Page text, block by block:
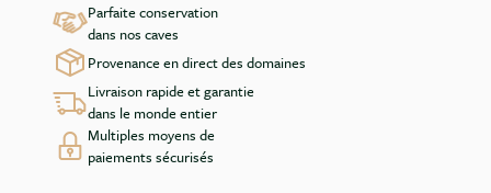
Parfaite conservation
dans nos caves
Provenance en direct des domaines
Livraison rapide et garantie
dans le monde entier
Multiples moyens de
paiements sécurisés